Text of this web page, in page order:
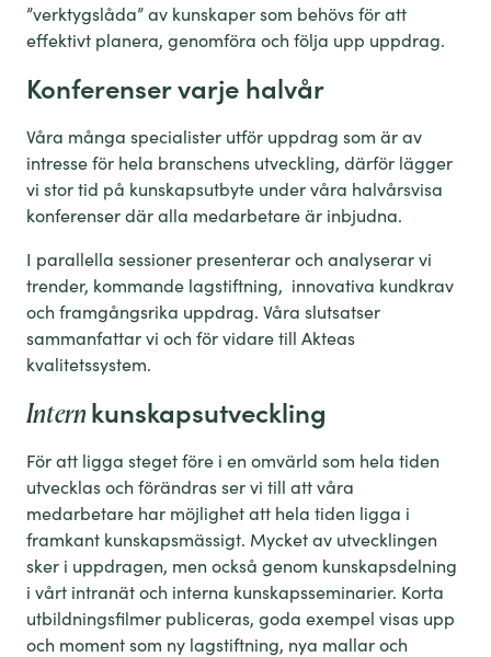
”verktygslåda” av kunskaper som behövs för att
effektivt planera, genomföra och följa upp uppdrag.
Konferenser varje halvår
Våra många specialister utför uppdrag som är av
intresse för hela branschens utveckling, därför lägger
vi stor tid på kunskapsutbyte under våra halvårsvisa
konferenser där alla medarbetare är inbjudna.
I parallella sessioner presenterar och analyserar vi
trender, kommande lagstiftning, innovativa kundkrav
och framgångsrika uppdrag. Våra slutsatser
sammanfattar vi och för vidare till Akteas
kvalitetssystem.
Intern kunskapsutveckling
För att ligga steget före i en omvärld som hela tiden
utvecklas och förändras ser vi till att våra
medarbetare har möjlighet att hela tiden ligga i
framkant kunskapsmässigt. Mycket av utvecklingen
sker i uppdragen, men också genom kunskapsdelning
i vårt intranät och interna kunskapsseminarier. Korta
utbildningsfilmer publiceras, goda exempel visas upp
och moment som ny lagstiftning, nya mallar och